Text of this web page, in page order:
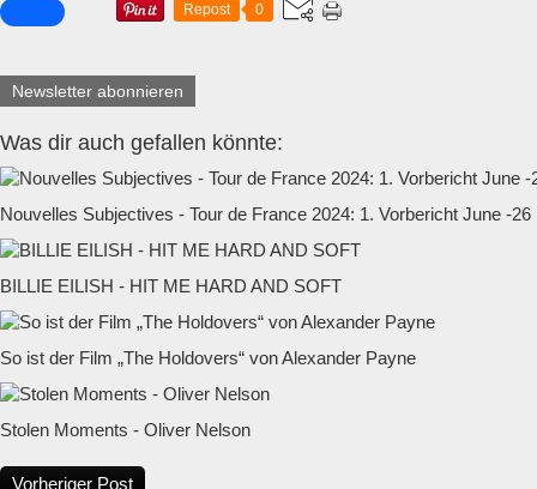
Repost 0
Newsletter abonnieren
Was dir auch gefallen könnte:
Nouvelles Subjectives - Tour de France 2024: 1. Vorbericht June -26
BILLIE EILISH - HIT ME HARD AND SOFT
So ist der Film „The Holdovers“ von Alexander Payne
Stolen Moments - Oliver Nelson
Vorheriger Post